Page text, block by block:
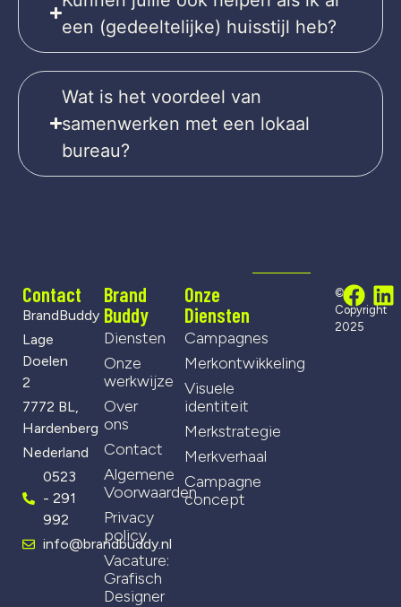
een (gedeeltelijke) huisstijl heb?
Wat is het voordeel van
samenwerken met een lokaal
bureau?
Contact
BrandBuddy
Lage
Doelen
2
7772 BL,
Hardenberg
Nederland
0523
- 291
992
info@brandbuddy.nl
Brand
Buddy
Diensten
Onze
werkwijze
Over
ons
Contact
Algemene
Voorwaarden
Privacy
policy
Vacature:
Grafisch
Designer
Onze
Diensten
Campagnes
Merkontwikkeling
Visuele
identiteit
Merkstrategie
Merkverhaal
Campagne
concept
©
Copyright
2025